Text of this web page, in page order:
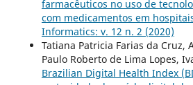
farmacêuticos no uso de
com medicamentos em
Informatics: v. 12 n. 2 (2020)
Tatiana Patricia Farias da Cruz,
Paulo Roberto de Lima Lopes,
Brazilian Digital Health Index